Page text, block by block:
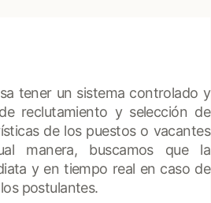
tener un sistema controlado y
reclutamiento y selección de
de los puestos o vacantes
manera, buscamos que la
y en tiempo real en caso de
postulantes.